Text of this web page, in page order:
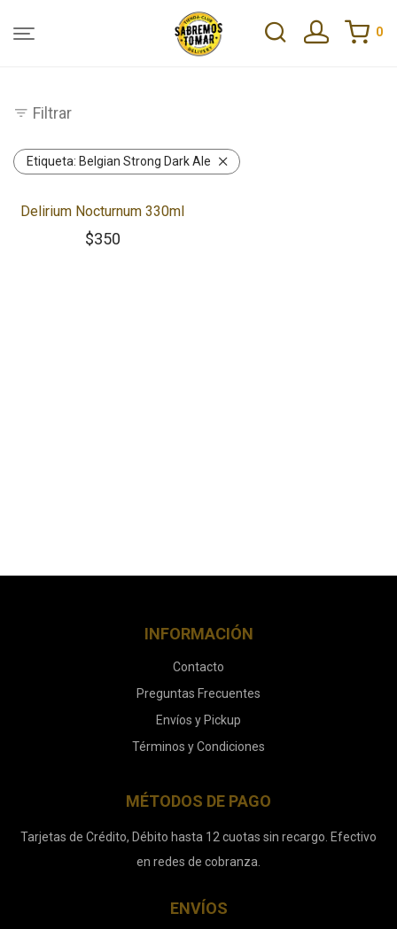
0
Filtrar
Etiqueta: Belgian Strong Dark Ale
Delirium Nocturnum 330ml
$350
INFORMACIÓN
Contacto
Preguntas Frecuentes
Envíos y Pickup
Términos y Condiciones
MÉTODOS DE PAGO
Tarjetas de Crédito, Débito hasta 12 cuotas sin recargo. Efectivo
en redes de cobranza.
ENVÍOS